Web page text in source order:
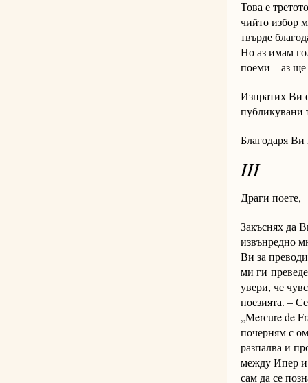
Това е
чийто избор
твърде
Но аз имам
поеми – аз
Изпратих Ви
публикувани
Благодаря
III
Драги поете,
Закъснях да
извънредно
Ви за
ми ги
увери, че
поезията. –
„Merсure de
почерням с
разпалва и
между Ипер и
сам да се